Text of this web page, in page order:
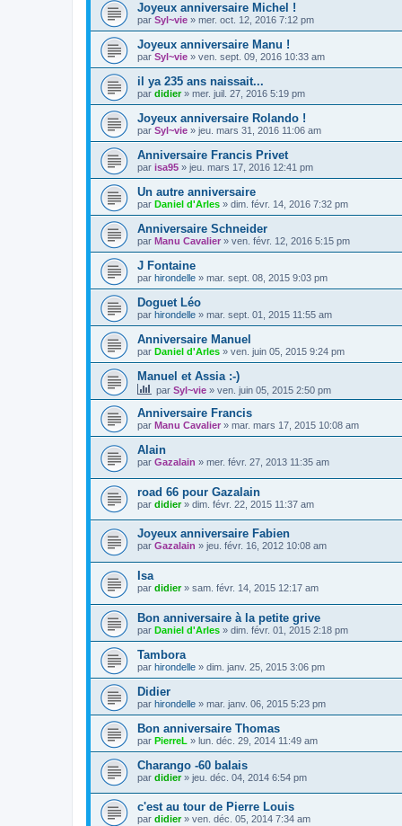
Joyeux anniversaire Michel !
par Syl~vie » mer. oct. 12, 2016 7:12 pm
Joyeux anniversaire Manu !
par Syl~vie » ven. sept. 09, 2016 10:33 am
il ya 235 ans naissait...
par didier» mer. juil. 27, 2016 5:19 pm
Joyeux anniversaire Rolando !
par Syl~vie » jeu. mars 31, 2016 11:06 am
Anniversaire Francis Privet
par isa95 » jeu. mars 17, 2016 12:41 pm
Un autre anniversaire
par Daniel d'Arles » dim. févr. 14, 2016 7:32 pm
Anniversaire Schneider
par Manu Cavalier » ven. févr. 12, 2016 5:15 pm
J Fontaine
par hirondelle » mar. sept. 08, 2015 9:03 pm
Doguet Léo
par hirondelle » mar. sept. 01, 2015 11:55 am
Anniversaire Manuel
par Daniel d'Arles » ven. juin 05, 2015 9:24 pm
Manuel et Assia :-)
par Syl~vie » ven. juin 05, 2015 2:50 pm
Anniversaire Francis
par Manu Cavalier » mar. mars 17, 2015 10:08 am
Alain
par Gazalain » mer. févr. 27, 2013 11:35 am
road 66 pour Gazalain
par didier» dim. févr. 22, 2015 11:37 am
Joyeux anniversaire Fabien
par Gazalain » jeu. févr. 16, 2012 10:08 am
Isa
par didier» sam. févr. 14, 2015 12:17 am
Bon anniversaire à la petite grive
par Daniel d'Arles » dim. févr. 01, 2015 2:18 pm
Tambora
par hirondelle » dim. janv. 25, 2015 3:06 pm
Didier
par hirondelle » mar. janv. 06, 2015 5:23 pm
Bon anniversaire Thomas
par PierreL » lun. déc. 29, 2014 11:49 am
Charango -60 balais
par didier» jeu. déc. 04, 2014 6:54 pm
c'est au tour de Pierre Louis
par didier» ven. déc. 05, 2014 7:34 am